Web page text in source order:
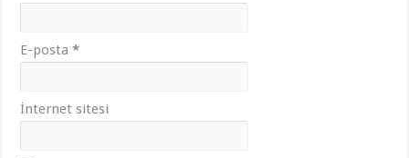
E-posta*
İnternet sitesi